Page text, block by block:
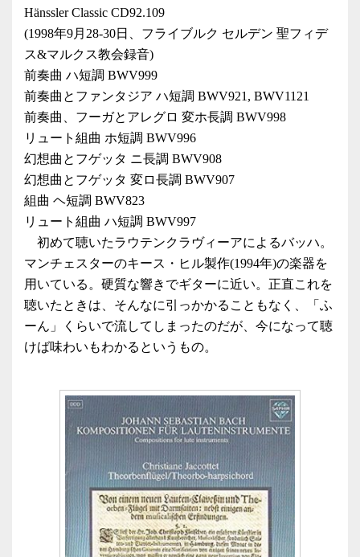
Hänssler Classic CD92.109
(1998年9月28-30日、フライブルク セルデン 聖フィデ
ス&マルクス教会録音)
前奏曲 ハ短調 BWV999
前奏曲とファンタジア ハ短調 BWV921, BWV1121
前奏曲、フーガとアレグロ 変ホ長調 BWV998
リュート組曲 ホ短調 BWV996
幻想曲とフゲッタ ニ長調 BWV908
幻想曲とフゲッタ 変ロ長調 BWV907
組曲 ヘ短調 BWV823
リュート組曲 ハ短調 BWV997
初めて聴いたラウテンクラヴィーアによるバッハ。
マンチェスターのキース・ヒル製作(1994年)の楽器を
用いている。硬質な響きでギターに近い。正直これを
聴いたときは、そんなに引っかかることもなく、「ふ
ーん」くらいで流してしまったのだが、今になって聴
けば味わいもわかるというもの。